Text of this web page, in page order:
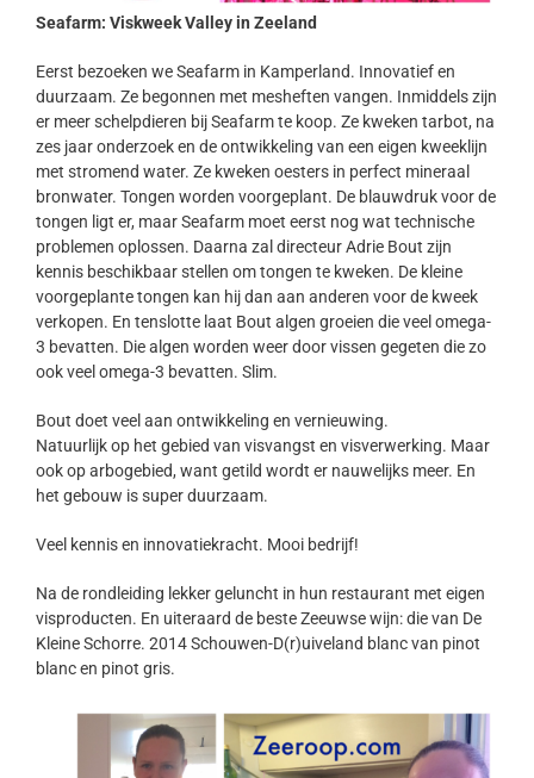
Seafarm: Viskweek Valley in Zeeland
Eerst bezoeken we Seafarm in Kamperland. Innovatief en
duurzaam. Ze begonnen met mesheften vangen. Inmiddels zijn
er meer schelpdieren bij Seafarm te koop. Ze kweken tarbot, na
zes jaar onderzoek en de ontwikkeling van een eigen kweeklijn
met stromend water. Ze kweken oesters in perfect mineraal
bronwater. Tongen worden voorgeplant. De blauwdruk voor de
tongen ligt er, maar Seafarm moet eerst nog wat technische
problemen oplossen. Daarna zal directeur Adrie Bout zijn
kennis beschikbaar stellen om tongen te kweken. De kleine
voorgeplante tongen kan hij dan aan anderen voor de kweek
verkopen. En tenslotte laat Bout algen groeien die veel omega-
3 bevatten. Die algen worden weer door vissen gegeten die zo
ook veel omega-3 bevatten. Slim.
Bout doet veel aan ontwikkeling en vernieuwing.
Natuurlijk op het gebied van visvangst en visverwerking. Maar
ook op arbogebied, want getild wordt er nauwelijks meer. En
het gebouw is super duurzaam.
Veel kennis en innovatiekracht. Mooi bedrijf!
Na de rondleiding lekker geluncht in hun restaurant met eigen
visproducten. En uiteraard de beste Zeeuwse wijn: die van De
Kleine Schorre. 2014 Schouwen-D(r)uiveland blanc van pinot
blanc en pinot gris.